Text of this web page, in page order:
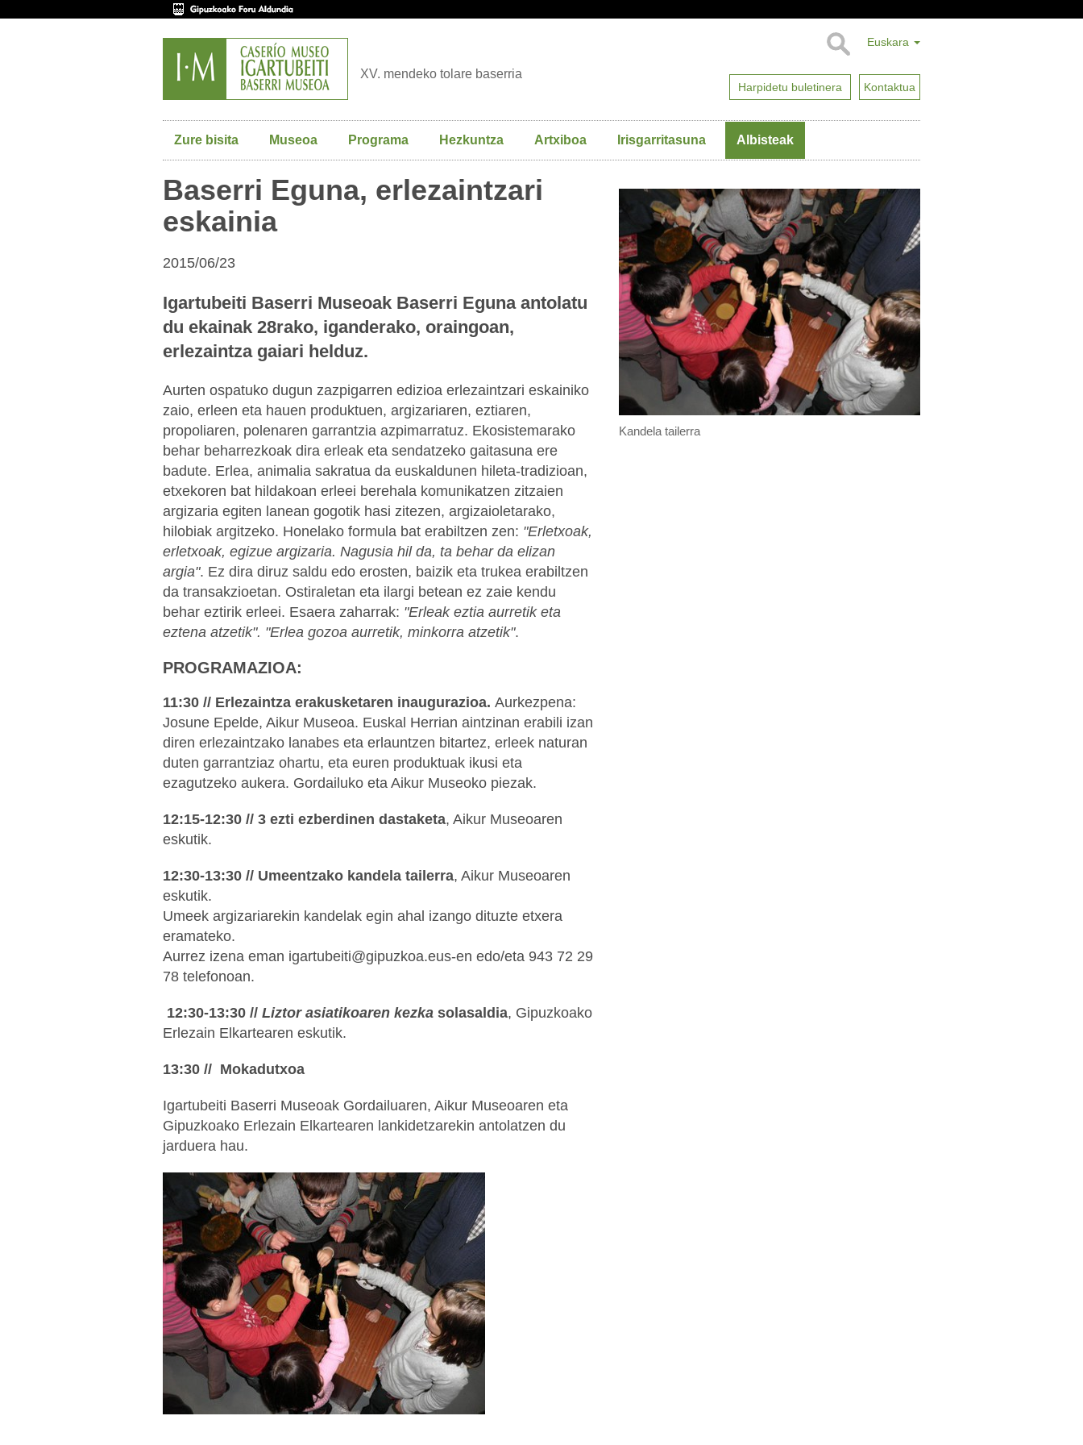
Euskara
Harpidetu buletinera Kontaktua
XV. mendeko tolare baserria
Zure bisita Museoa Programa Hezkuntza Artxiboa Irisgarritasuna Albisteak
Baserri Eguna, erlezaintzari
eskainia
2015/06/23
Igartubeiti Baserri Museoak Baserri Eguna antolatu
du ekainak 28rako, iganderako, oraingoan,
erlezaintza gaiari helduz.
Aurten ospatuko dugun zazpigarren edizioa erlezaintzari eskainiko
zaio, erleen eta hauen produktuen, argizariaren, eztiaren,
propoliaren, polenaren garrantzia azpimarratuz. Ekosistemarako
behar beharrezkoak dira erleak eta sendatzeko gaitasuna ere
badute. Erlea, animalia sakratua da euskaldunen hileta-tradizioan,
etxekoren bat hildakoan erleei berehala komunikatzen zitzaien
argizaria egiten lanean gogotik hasi zitezen, argizaioletarako,
hilobiak argitzeko. Honelako formula bat erabiltzen zen: "Erletxoak,
erletxoak, egizue argizaria. Nagusia hil da, ta behar da elizan
argia". Ez dira diruz saldu edo erosten, baizik eta trukea erabiltzen
da transakzioetan. Ostiraletan eta ilargi betean ez zaie kendu
behar eztirik erleei. Esaera zaharrak: "Erleak eztia aurretik eta
eztena atzetik". "Erlea gozoa aurretik, minkorra atzetik".
PROGRAMAZIOA:
11:30 // Erlezaintza erakusketaren inaugurazioa. Aurkezpena:
Josune Epelde, Aikur Museoa. Euskal Herrian aintzinan erabili izan
diren erlezaintzako lanabes eta erlauntzen bitartez, erleek naturan
duten garrantziaz ohartu, eta euren produktuak ikusi eta
ezagutzeko aukera. Gordailuko eta Aikur Museoko piezak.
12:15-12:30 // 3 ezti ezberdinen dastaketa, Aikur Museoaren
eskutik.
12:30-13:30 // Umeentzako kandela tailerra, Aikur Museoaren
eskutik.
Umeek argizariarekin kandelak egin ahal izango dituzte etxera
eramateko.
Aurrez izena eman igartubeiti@gipuzkoa.eus-en edo/eta 943 72 29
78 telefonoan.
12:30-13:30 // Liztor asiatikoaren kezka solasaldia, Gipuzkoako
Erlezain Elkartearen eskutik.
13:30 // Mokadutxoa
Igartubeiti Baserri Museoak Gordailuaren, Aikur Museoaren eta
Gipuzkoako Erlezain Elkartearen lankidetzarekin antolatzen du
jarduera hau.
Kandela tailerra